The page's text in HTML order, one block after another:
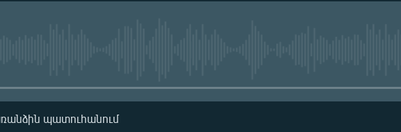
պատուհանում